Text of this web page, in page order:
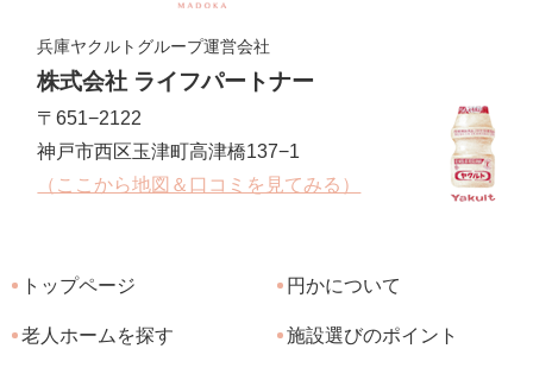
兵庫ヤクルトグループ運営会社
株式会社 ライフパートナー
〒651−2122
神戸市西区玉津町高津橋137−1
（ここから地図＆口コミを見てみる）
トップページ 円かについて
老人ホームを探す 施設選びのポイント